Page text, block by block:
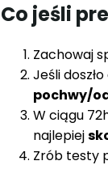
Co jeśli
Zachowaj
Jeśli
pochwy/
W ciągu
najlepiej
Zrób testy